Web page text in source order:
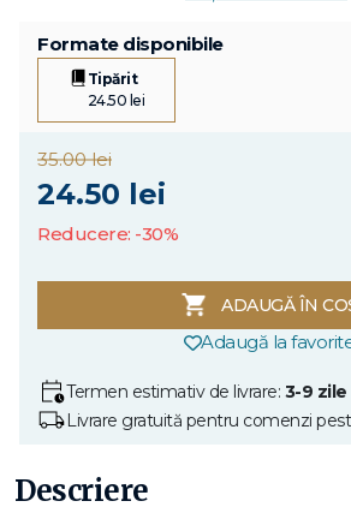
Formate disponibile
Tipărit
24.50 lei
35.00 lei
24.50 lei
Reducere: -30%
ADAUGĂ ÎN
Adaugă la
Termen estimativ de livrare: 3-9
Livrare gratuită pentru comenzi
Descriere